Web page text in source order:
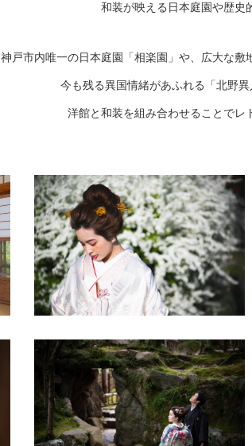
和装が映える日本庭園や歴史
神戸市内唯一の日本庭園「相楽園」や、広大な敷
今も残る異国情緒があふれる「北野
洋館と和装を組み合わせることでレ